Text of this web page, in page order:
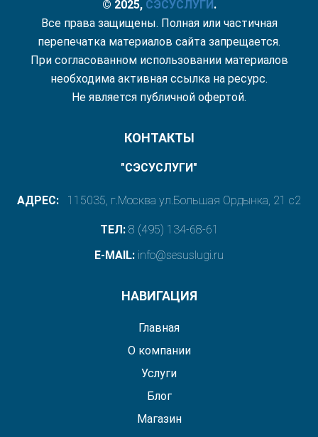
© 2025, СЭСУСЛУГИ .
Все права защищены. Полная или частичная
перепечатка материалов сайта запрещается.
При согласованном использовании материалов
необходима активная ссылка на ресурс.
Не является публичной офертой.
КОНТАКТЫ
"СЭСУСЛУГИ"
АДРЕС: 115035, г.Москва ул.Большая Ордынка, 21 с2
ТЕЛ: 8 (495) 134-68-61
E-MAIL: info@sesuslugi.ru
НАВИГАЦИЯ
Главная
О компании
Услуги
Блог
Магазин